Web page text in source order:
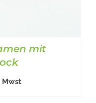
mit
Mwst